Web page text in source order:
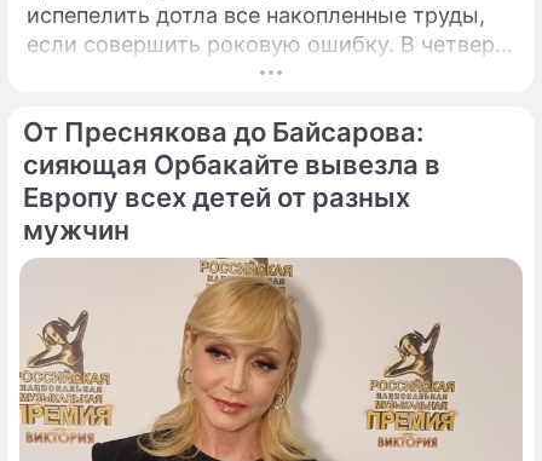
испепелить дотла все накопленные труды,
если совершить роковую ошибку. В четверг,
6 августа 2026 года, православная церковь
благоверных князей-страстотерпцев Бориса
и Глеба.
От Преснякова до Байсарова:
сияющая Орбакайте вывезла в
Европу всех детей от разных
мужчин